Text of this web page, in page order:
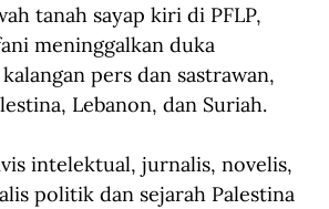
tanah sayap kiri di PFLP,
meninggalkan duka
pers dan sastrawan,
Lebanon, dan Suriah.
intelektual, jurnalis, novelis,
politik dan sejarah Palestina